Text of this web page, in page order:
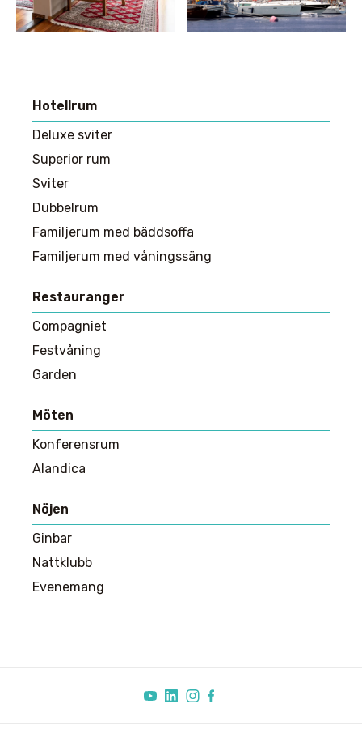
Huvudmeny
Hotellrum
Deluxe sviter
Superior rum
Sviter
Dubbelrum
Familjerum med bäddsoffa
Familjerum med våningssäng
Restauranger
Compagniet
Festvåning
Garden
Möten
Konferensrum
Alandica
Nöjen
Ginbar
Nattklubb
Evenemang